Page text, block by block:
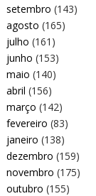
setembro (143)
agosto (165)
julho (161)
junho (153)
maio (140)
abril (156)
março (142)
fevereiro (83)
janeiro (138)
dezembro (159)
novembro (175)
outubro (155)